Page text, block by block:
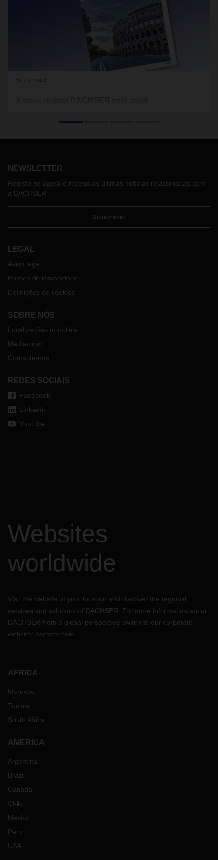
12.12.2024
artificial – tudo isto torna mais difícil e, ao mesmo tempo
NEWSLETTER
Registe-se agora e receba as últimas notícias relacionadas com
a DACHSER
Subscrever
LEGAL
Aviso legal
Política de Privacidade
Definições de cookies
SOBRE NÓS
Localizações mundiais
Mediaroom
Contacte-nos
REDES SOCIAIS
Facebook
LinkedIn
Youtube
Websites
worldwide
Visit the website of your location and discover the regional
services and solutions of DACHSER. For more information about
DACHSER from a global perspective switch to our corporate
website: dachser.com
AFRICA
Morocco
Tunisia
South Africa
AMERICA
Argentina
Brazil
Canada
Chile
Mexico
Peru
USA